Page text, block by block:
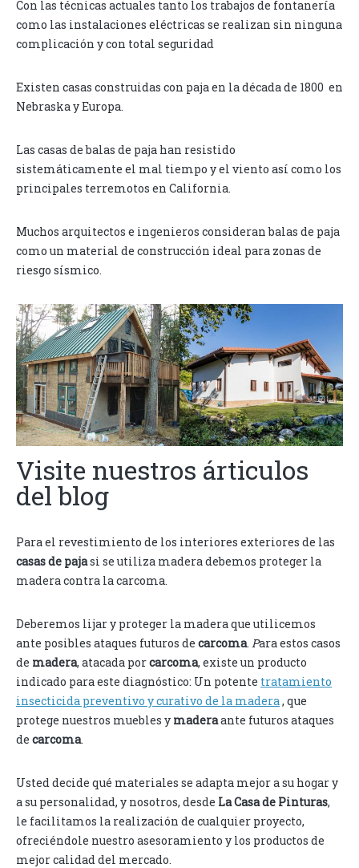
Con las técnicas actuales tanto los trabajos de fontanería
como las instalaciones eléctricas se realizan sin ninguna
complicación y con total seguridad
Existen casas construidas con paja en la década de 1800 en
Nebraska y Europa.
Las casas de balas de paja han resistido
sistemáticamente el mal tiempo y el viento así como los
principales terremotos en California.
Muchos arquitectos e ingenieros consideran balas de paja
como un material de construcción ideal para zonas de
riesgo sísmico.
Visite nuestros árticulos
del blog
Para el revestimiento de los interiores exteriores de las
casas de pajasi se utiliza madera debemos proteger la
madera contra la carcoma.
Deberemos lijar y proteger la madera que utilicemos
ante posibles ataques futuros de carcoma. Para estos casos
de madera, atacada porcarcoma, existe un producto
indicado para este diagnóstico: Un potente tratamiento
insecticida preventivo y curativo de la madera , que
protege nuestros muebles y maderaante futuros ataques
de carcoma.
Usted decide qué materiales se adapta mejor a su hogar y
a su personalidad, y nosotros, desde La Casa de Pinturas,
le facilitamos la realización de cualquier proyecto,
ofreciéndole nuestro asesoramiento y los productos de
mejor calidad del mercado.